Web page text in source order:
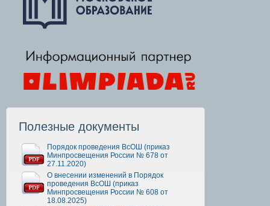
Полезные документы
Порядок проведения ВсОШ (приказ
Минпросвещения России № 678 от
27.11.2020)
О внесении изменений в Порядок
проведения ВсОШ (приказ
Минпросвещения России № 608 от
18.08.2025)